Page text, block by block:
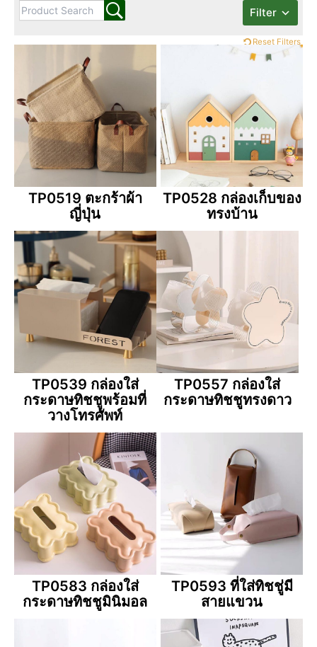
Filter
Reset Filters
TP0519 ตะกร้าผ้า
ญี่ปุ่น
TP0528 กล่องเก็บของ
ทรงบ้าน
TP0539 กล่องใส่
กระดาษทิชชูพร้อมที่
วางโทรศัพท์
TP0557 กล่องใส่
กระดาษทิชชูทรงดาว
TP0583 กล่องใส่
กระดาษทิชชูมินิมอล
TP0593 ที่ใส่ทิชชู่มี
สายแขวน